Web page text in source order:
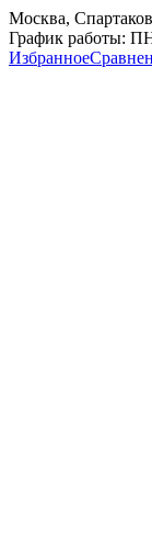
Москва,
График работы:
Избранное